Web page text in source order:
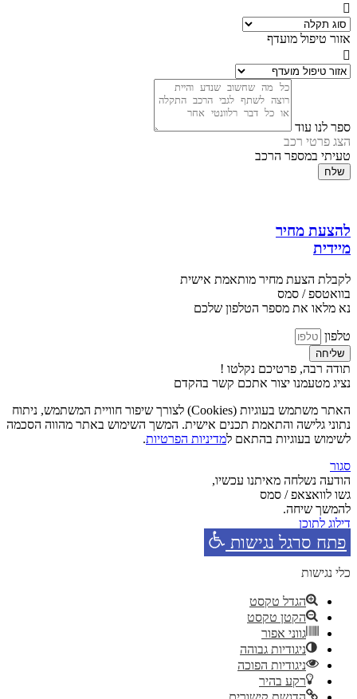
אזור טיפול מועדף
ספר לנו עוד
הצג פרטי רכב
טעיתי במספר הרכב
שלח
להצעת מחיר
מיידית
לקבלת הצעת מחיר מותאמת אישית
בוואטספ / סמס
נא מלאו את מספר הטלפון שלכם
טלפון
שליחה
תודה רבה, פרטיכם נקלטו !
נציג מטעמנו יצור אתכם קשר בהקדם
האתר משתמש בעוגיות (Cookies) לצורך שיפור חוויית המשתמש, ניתוח
נתוני גלישה והתאמת תכנים אישית. המשך השימוש באתר מהווה הסכמה
לשימוש בעוגיות בהתאם למדיניות הפרטיות.
סגור
הודעה נשלחה מאיתנו עכשיו,
גשו לוואצאפ / סמס
להמשך שיחה.
דילוג לתוכן
פתח סרגל נגישות
כלי נגישות
הגדל טקסט
הקטן טקסט
גווני אפור
ניגודיות גבוהה
ניגודיות הפוכה
רקע בהיר